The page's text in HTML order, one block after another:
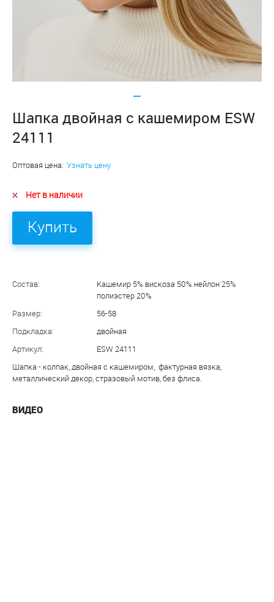
Шапка двойная с кашемиром ESW
24111
Оптовая цена: Узнать цену
Нет в наличии
Купить
Состав:
Кашемир 5% вискоза 50% нейлон 25%
полиэстер 20%
Размер:
56-58
Подкладка:
двойная
Артикул:
ESW 24111
Шапка - колпак, двойная с кашемиром, фактурная вязка,
металлический декор, стразовый мотив, без флиса.
ВИДЕО